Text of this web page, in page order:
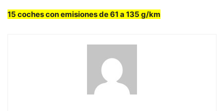
15 coches con emisiones de 61 a 135 g/km